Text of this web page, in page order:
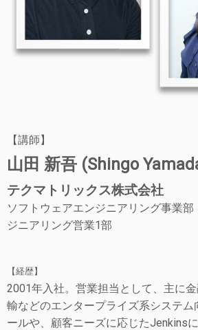
【講師】
山田 新吾 (Shingo
テクマトリックス株式会社
ソフトウェアエンジニアリング事業
ジニアリング営業1部
【経歴】
2001年入社。営業担当として、主に
輸などのエンタープライズ系システム
ールや、顧客ニーズに応じたJenkins